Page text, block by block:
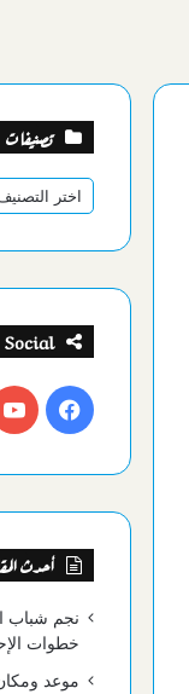
تصنيفات
تصنيفات
Social
أحدث
خطوات
موعد